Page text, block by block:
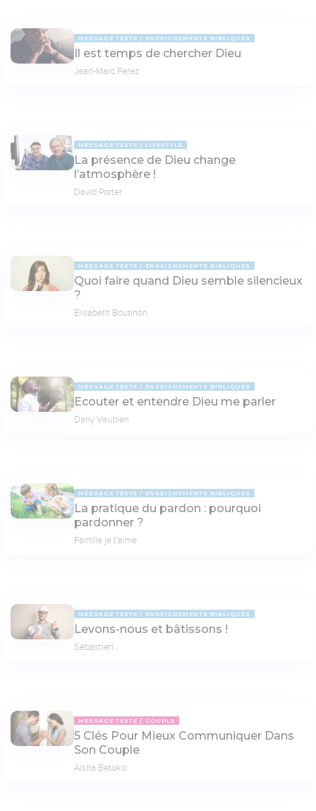
MESSAGE TEXTE ENSEIGNEMENTS BIBLIQUES
Il est temps de chercher Dieu
Jean-Marc Ferez
MESSAGE TEXTE LIFESTYLE
La présence de Dieu change
l’atmosphère !
David Porter
MESSAGE TEXTE ENSEIGNEMENTS BIBLIQUES
Quoi faire quand Dieu semble silencieux
?
Elisabeth Boutinon
MESSAGE TEXTE ENSEIGNEMENTS BIBLIQUES
Ecouter et entendre Dieu me parler
Dany Vaubien
MESSAGE TEXTE ENSEIGNEMENTS BIBLIQUES
La pratique du pardon : pourquoi
pardonner ?
Famille je t'aime
MESSAGE TEXTE ENSEIGNEMENTS BIBLIQUES
Levons-nous et bâtissons !
Sébastien .
MESSAGE TEXTE COUPLE
5 Clés Pour Mieux Communiquer Dans
Son Couple
Aisha Betoko